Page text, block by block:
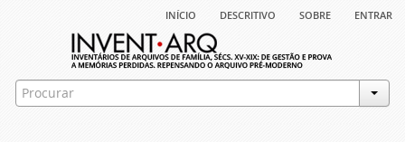
início descritivo sobre entrar